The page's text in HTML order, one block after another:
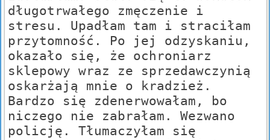
długotrwałego zmęczenie i
stresu. Upadłam tam i straciłam
przytomność. Po jej odzyskaniu,
okazało się, że ochroniarz
sklepowy wraz ze sprzedawczynią
oskarżają mnie o kradzież.
Bardzo się zdenerwowałam, bo
niczego nie zabrałam. Wezwano
policję. Tłumaczyłam się